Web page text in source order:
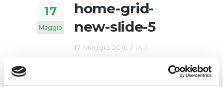
17
Maggio
home-grid-
new-slide-5
17 Maggio 2016
In